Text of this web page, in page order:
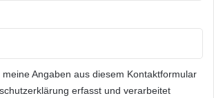
Angaben aus diesem Kontaktformular
erfasst und verarbeitet